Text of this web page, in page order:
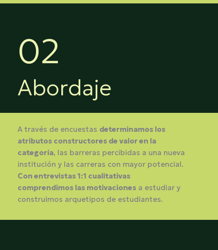
02
Abordaje
A través de encuestas determinamos los
atributos constructores de valor en la
categoría, las barreras percibidas a una nueva
institución y las carreras con mayor potencial.
Con entrevistas 1:1 cualitativas
comprendimos las motivacionesa estudiar y
construimos arquetipos de estudiantes.